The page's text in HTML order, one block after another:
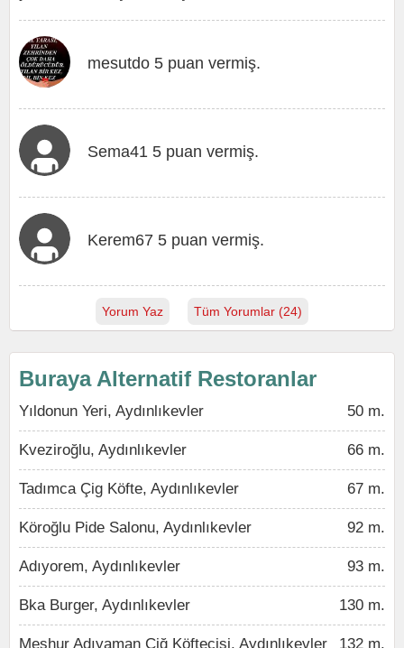
mesutdo 5 puan vermiş.
Sema41 5 puan vermiş.
Kerem67 5 puan vermiş.
Yorum Yaz Tüm Yorumlar (24)
Buraya Alternatif Restoranlar
Yıldonun Yeri, Aydınlıkevler 50 m.
Kveziroğlu, Aydınlıkevler 66 m.
Tadımca Çig Köfte, Aydınlıkevler 67 m.
Köroğlu Pide Salonu, Aydınlıkevler 92 m.
Adıyorem, Aydınlıkevler 93 m.
Bka Burger, Aydınlıkevler 130 m.
Meşhur Adıyaman Çiğ Köftecisi, Aydınlıkevler 132 m.